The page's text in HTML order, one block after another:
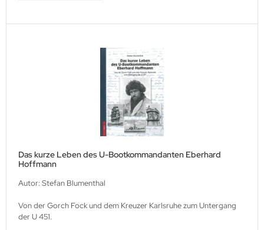
Das kurze Leben des U-Bootkommandanten Eberhard
Hoffmann
Autor: Stefan Blumenthal
Von der Gorch Fock und dem Kreuzer Karlsruhe zum Untergang
der U 451.